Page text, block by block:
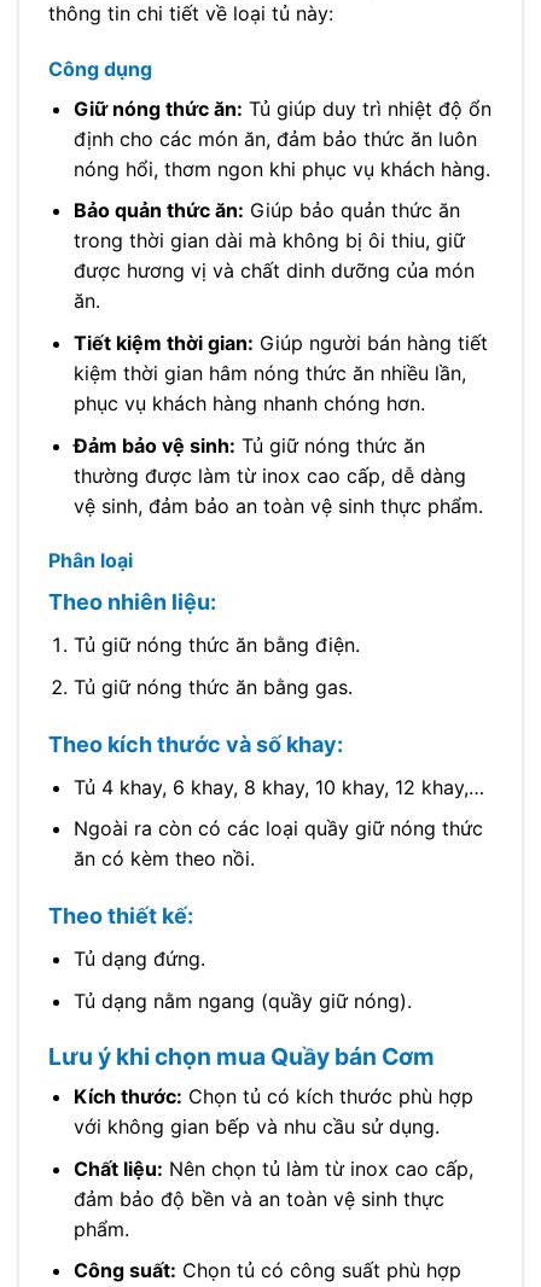
thông tin chi tiết về loại tủ này:
Công dụng
Giữ nóng thức ăn: Tủ giúp duy trì nhiệt độ ổn
định cho các món ăn, đảm bảo thức ăn luôn
nóng hổi, thơm ngon khi phục vụ khách hàng.
Bảo quản thức ăn: Giúp bảo quản thức ăn
trong thời gian dài mà không bị ôi thiu, giữ
được hương vị và chất dinh dưỡng của món
ăn.
Tiết kiệm thời gian: Giúp người bán hàng tiết
kiệm thời gian hâm nóng thức ăn nhiều lần,
phục vụ khách hàng nhanh chóng hơn.
Đảm bảo vệ sinh: Tủ giữ nóng thức ăn
thường được làm từ inox cao cấp, dễ dàng
vệ sinh, đảm bảo an toàn vệ sinh thực phẩm.
Phân loại
Theo nhiên liệu:
Tủ giữ nóng thức ăn bằng điện.
Tủ giữ nóng thức ăn bằng gas.
Theo kích thước và số khay:
Tủ 4 khay, 6 khay, 8 khay, 10 khay, 12 khay,…
Ngoài ra còn có các loại quầy giữ nóng thức
ăn có kèm theo nồi.
Theo thiết kế:
Tủ dạng đứng.
Tủ dạng nằm ngang (quầy giữ nóng).
Lưu ý khi chọn mua Quầy bán Cơm
Kích thước: Chọn tủ có kích thước phù hợp
với không gian bếp và nhu cầu sử dụng.
Chất liệu: Nên chọn tủ làm từ inox cao cấp,
đảm bảo độ bền và an toàn vệ sinh thực
phẩm.
Công suất: Chọn tủ có công suất phù hợp